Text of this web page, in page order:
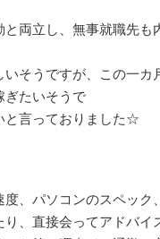
両立し、無事就職先も
そうですが、この一カ
ぎたいそうで
と言っておりました☆
、パソコンのスペック
、直接会ってアドバイ